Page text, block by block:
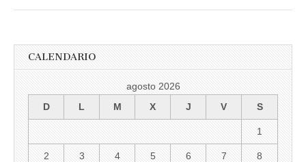
CALENDARIO
agosto 2026
D
L M X J V S
1
2 3 4 5 6 7 8